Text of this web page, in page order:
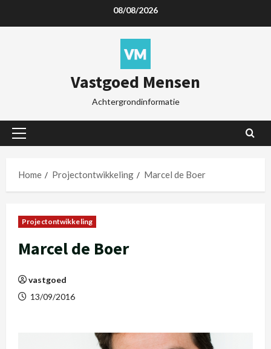
08/08/2026
Vastgoed Mensen
Achtergrondinformatie
Home Projectontwikkeling Marcel de Boer
Projectontwikkeling
Marcel de Boer
vastgoed
13/09/2016